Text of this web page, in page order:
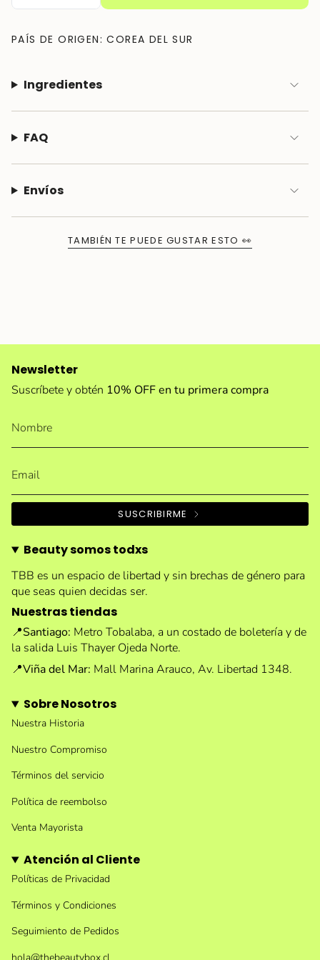
PAÍS DE ORIGEN: COREA DEL SUR
Ingredientes
FAQ
Envíos
TAMBIÉN TE PUEDE GUSTAR ESTO 👀
Newsletter
Suscríbete y obtén 10% OFF en tu primera compra
SUSCRIBIRME
Beauty somos todxs
TBB es un espacio de libertad y sin brechas de género para
que seas quien decidas ser.
Nuestras tiendas
📍Santiago: Metro Tobalaba, a un costado de boletería y de
la salida Luis Thayer Ojeda Norte.
📍Viña del Mar: Mall Marina Arauco, Av. Libertad 1348.
Sobre Nosotros
Nuestra Historia
Nuestro Compromiso
Términos del servicio
Política de reembolso
Venta Mayorista
Atención al Cliente
Políticas de Privacidad
Términos y Condiciones
Seguimiento de Pedidos